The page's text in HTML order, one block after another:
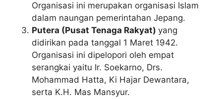
Organisasi ini merupakan organisasi Islam
dalam naungan pemerintahan Jepang.
Putera (Pusat Tenaga Rakyat)yang
didirikan pada tanggal 1 Maret 1942.
Organisasi ini dipelopori oleh empat
serangkai yaitu Ir. Soekarno, Drs.
Mohammad Hatta, Ki Hajar Dewantara,
serta K.H. Mas Mansyur.